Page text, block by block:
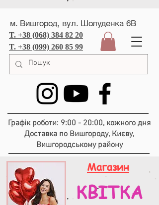
м. Вишгород, вул. Шолуденка 6В
T. +38 (068) 384 82 20
T. +38 (099) 260 85 99
Графік роботи: 9:00 - 20:00, кожного дня
Доставка по Вишгороду, Києву,
Вишгородському району
Магазин
КВІТКА